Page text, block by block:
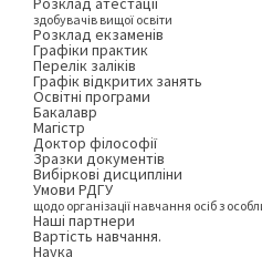
здобувачів вищої освіти
Розклад екзаменів
Графіки практик
Перелік заліків
Графік відкритих занять
Освітні програми
Бакалавр
Магістр
Доктор філософії
Зразки документів
Вибіркові дисципліни
Умови РДГУ
щодо організації навчання осіб з
Наші партнери
Вартість навчання.
Наука